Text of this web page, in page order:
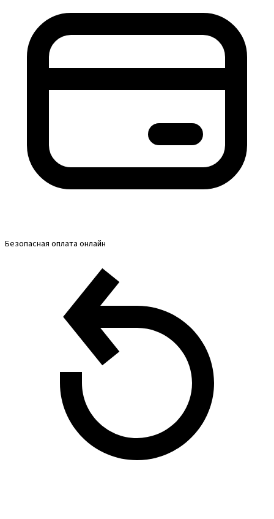
Безопасная оплата онлайн